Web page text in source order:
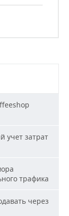
учет затрат
трафика
через